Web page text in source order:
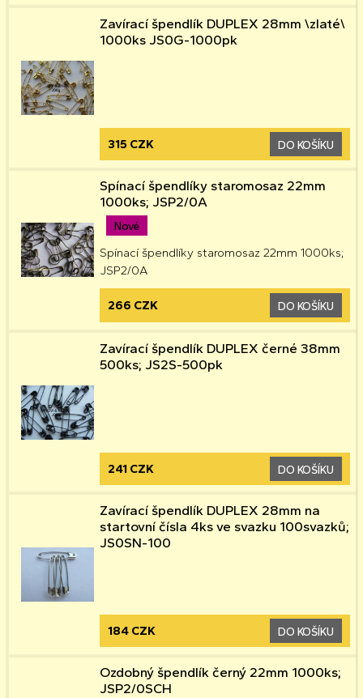
Zavírací špendlík DUPLEX 28mm \zlaté\
1000ks JS0G-1000pk
315 CZK DO KOŠÍKU
Nové
Spínací špendlíky staromosaz 22mm
1000ks; JSP2/0A
Spínací špendlíky staromosaz 22mm 1000ks;
JSP2/0A
266 CZK DO KOŠÍKU
Zavírací špendlík DUPLEX černé 38mm
500ks; JS2S-500pk
241 CZK DO KOŠÍKU
Zavírací špendlík DUPLEX 28mm na
startovní čísla 4ks ve svazku 100svazků;
JS0SN-100
184 CZK DO KOŠÍKU
Ozdobný špendlík černý 22mm 1000ks;
JSP2/0SCH